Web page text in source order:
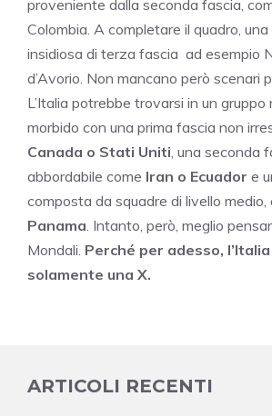
proveniente dalla seconda fascia,
Colombia. A completare il quadro,
insidiosa di terza fascia ad esempio
d’Avorio. Non mancano però scenari
L’Italia potrebbe trovarsi in un
morbido con una prima fascia non
Canada o Stati Uniti , una seconda
abbordabile come Iran o Ecuador e
composta da squadre di livello medio,
Panama . Intanto, però, meglio
Mondali. Perché per adesso, l’Italia
solamente una X.
ARTICOLI RECENTI